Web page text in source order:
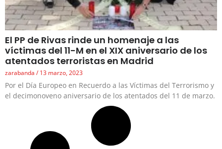
El PP de Rivas rinde un homenaje a las
víctimas del 11-M en el XIX aniversario de los
atentados terroristas en Madrid
zarabanda 13 marzo, 2023
Por el Día Europeo en Recuerdo a las Víctimas del Terrorismo y
el decimonoveno aniversario de los atentados del 11 de marzo.